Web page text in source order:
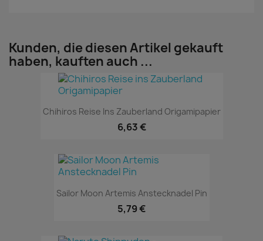
Kunden, die diesen Artikel gekauft
haben, kauften auch ...
Chihiros Reise Ins Zauberland Origamipapier
6,63 €
Sailor Moon Artemis Anstecknadel Pin
5,79 €